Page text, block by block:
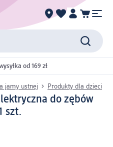
od 169 zł
jamy ustnej Produkty dla dzieci
do zębów
szt.